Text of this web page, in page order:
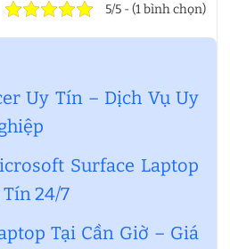
5/5 - (1 bình chọn)
Uy Tín – Dịch Vụ Uy
Surface Laptop
Tín 24/7
Tại Cần Giờ – Giá